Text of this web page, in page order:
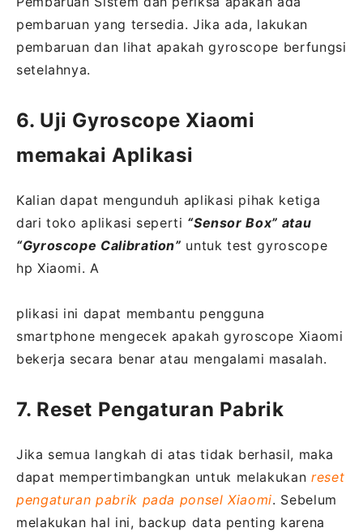
pembaruan yang tersedia. Jika ada, lakukan
pembaruan dan lihat apakah gyroscope berfungsi
setelahnya.
6. Uji Gyroscope Xiaomi
memakai Aplikasi
Kalian dapat mengunduh aplikasi pihak ketiga
dari toko aplikasi seperti “Sensor Box” atau
“Gyroscope Calibration” untuk test gyroscope
hp Xiaomi. A
plikasi ini dapat membantu pengguna
smartphone mengecek apakah gyroscope Xiaomi
bekerja secara benar atau mengalami masalah.
7. Reset Pengaturan Pabrik
Jika semua langkah di atas tidak berhasil, maka
dapat mempertimbangkan untuk melakukan reset
pengaturan pabrik pada ponsel Xiaomi. Sebelum
melakukan hal ini, backup data penting karena